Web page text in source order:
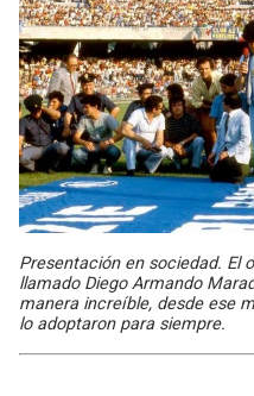
Presentación en sociedad. El
llamado Diego Armando
manera increíble, desde ese
lo adoptaron para siempre.